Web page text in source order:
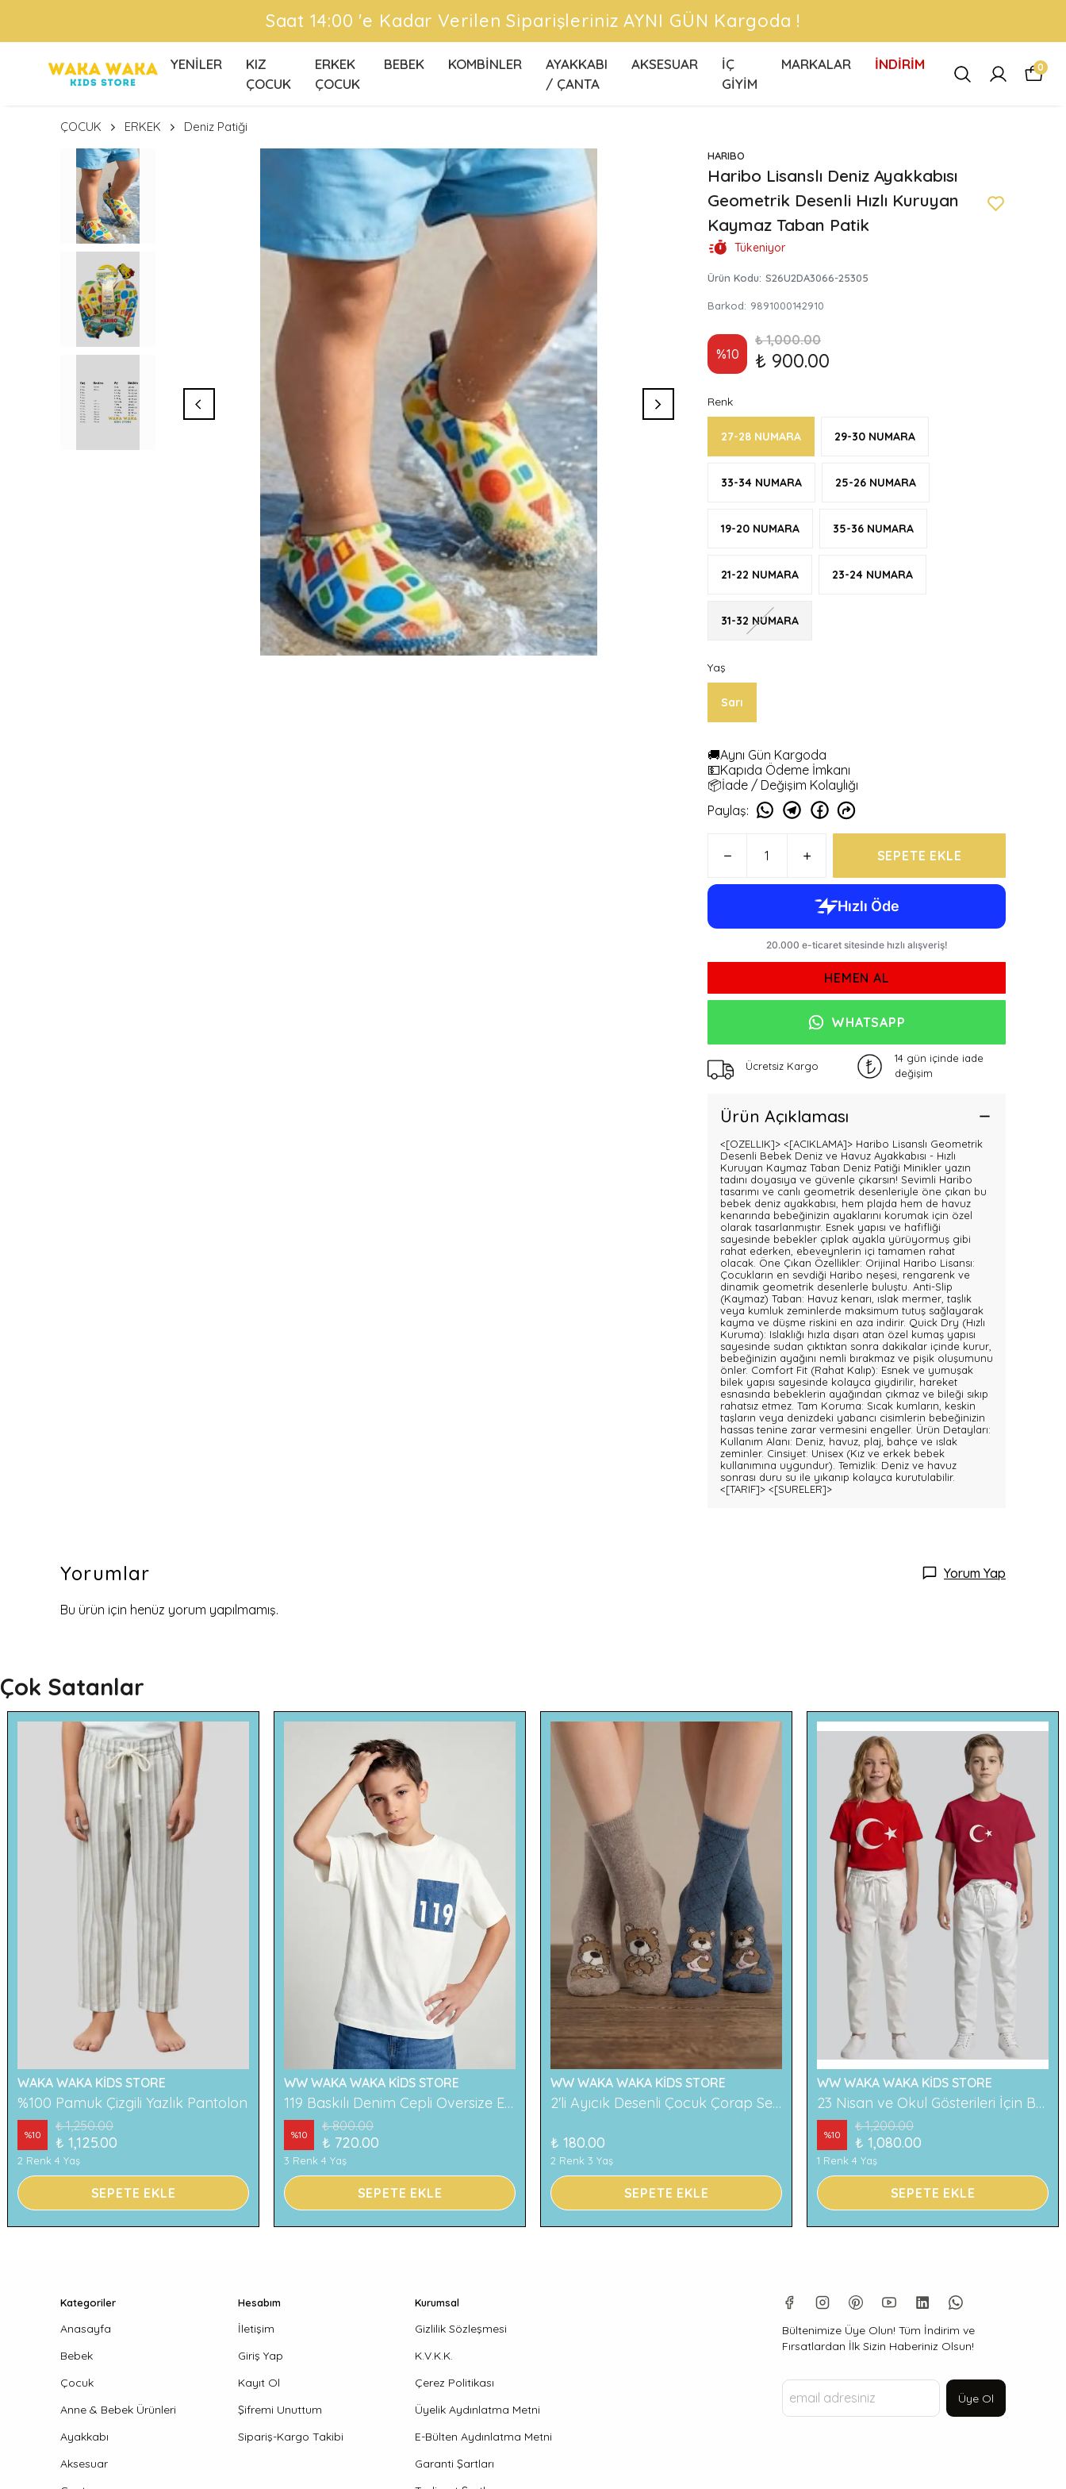
ÜCRETSİZ KARGO FIRSATLARINI KAÇIRMA !
YENİLER
KIZ
ÇOCUK
ERKEK
ÇOCUK
BEBEK KOMBİNLER
AYAKKABI
/ ÇANTA
AKSESUAR
İÇ
GİYİM
MARKALAR İNDİRİM 0
ÇOCUK ERKEK Deniz Patiği
HARIBO
Haribo Lisanslı Deniz Ayakkabısı
Geometrik Desenli Hızlı Kuruyan
Kaymaz Taban Patik
Tükeniyor
Ürün Kodu: S26U2DA3066-25305
Barkod: 9891000142910
%10
₺ 1,000.00
₺ 900.00
Renk
27-28 NUMARA 29-30 NUMARA
33-34 NUMARA 25-26 NUMARA
19-20 NUMARA 35-36 NUMARA
21-22 NUMARA 23-24 NUMARA
31-32 NUMARA
Yaş
Sarı
🚚Aynı Gün Kargoda
💵Kapıda Ödeme İmkanı
📦İade / Değişim Kolaylığı
Paylaş:
SEPETE EKLE
HEMEN AL
WHATSAPP
Ücretsiz Kargo
14 gün içinde iade
değişim
Ürün Açıklaması
<[OZELLIK]> <[ACIKLAMA]> Haribo Lisanslı Geometrik
Desenli Bebek Deniz ve Havuz Ayakkabısı - Hızlı
Kuruyan Kaymaz Taban Deniz Patiği Minikler yazın
tadını doyasıya ve güvenle çıkarsın! Sevimli Haribo
tasarımı ve canlı geometrik desenleriyle öne çıkan bu
bebek deniz ayakkabısı, hem plajda hem de havuz
kenarında bebeğinizin ayaklarını korumak için özel
olarak tasarlanmıştır. Esnek yapısı ve hafifliği
sayesinde bebekler çıplak ayakla yürüyormuş gibi
rahat ederken, ebeveynlerin içi tamamen rahat
olacak. Öne Çıkan Özellikler: Orijinal Haribo Lisansı:
Çocukların en sevdiği Haribo neşesi, rengarenk ve
dinamik geometrik desenlerle buluştu. Anti-Slip
(Kaymaz) Taban: Havuz kenarı, ıslak mermer, taşlık
veya kumluk zeminlerde maksimum tutuş sağlayarak
kayma ve düşme riskini en aza indirir. Quick Dry (Hızlı
Kuruma): Islaklığı hızla dışarı atan özel kumaş yapısı
sayesinde sudan çıktıktan sonra dakikalar içinde kurur,
bebeğinizin ayağını nemli bırakmaz ve pişik oluşumunu
önler. Comfort Fit (Rahat Kalıp): Esnek ve yumuşak
bilek yapısı sayesinde kolayca giydirilir, hareket
esnasında bebeklerin ayağından çıkmaz ve bileği sıkıp
rahatsız etmez. Tam Koruma: Sıcak kumların, keskin
taşların veya denizdeki yabancı cisimlerin bebeğinizin
hassas tenine zarar vermesini engeller. Ürün Detayları:
Kullanım Alanı: Deniz, havuz, plaj, bahçe ve ıslak
zeminler. Cinsiyet: Unisex (Kız ve erkek bebek
kullanımına uygundur). Temizlik: Deniz ve havuz
sonrası duru su ile yıkanıp kolayca kurutulabilir.
<[TARIF]> <[SURELER]>
Yorumlar Yorum Yap
Bu ürün için henüz yorum yapılmamış.
Çok Satanlar
WAKA WAKA KİDS STORE
%100 Pamuk Çizgili Yazlık Pantolon
%10
₺ 1,250.00
₺ 1,125.00
2 Renk 4 Yaş
SEPETE EKLE
WW WAKA WAKA KİDS STORE
119 Baskılı Denim Cepli Oversize Erkek Çocuk Tişört
%10
₺ 800.00
₺ 720.00
3 Renk 4 Yaş
SEPETE EKLE
WW WAKA WAKA KİDS STORE
2'li Ayıcık Desenli Çocuk Çorap Seti Renkli ve Eğlenceli Desenler Rahat ve Yumuşak Kumaş
₺ 180.00
2 Renk 3 Yaş
SEPETE EKLE
WW WAKA WAKA KİDS STORE
23 Nisan ve Okul Gösterileri İçin Beyaz Çocuk Pantolonu
%10
₺ 1,200.00
₺ 1,080.00
1 Renk 4 Yaş
SEPETE EKLE
Kategoriler
Anasayfa
Bebek
Çocuk
Anne & Bebek Ürünleri
Ayakkabı
Aksesuar
Hesabım
İletişim
Giriş Yap
Kayıt Ol
Şifremi Unuttum
Sipariş-Kargo Takibi
Kurumsal
Gizlilik Sözleşmesi
K.V.K.K.
Çerez Politikası
Üyelik Aydınlatma Metni
E-Bülten Aydınlatma Metni
Garanti Şartları
Bültenimize Üye Olun! Tüm İndirim ve
Fırsatlardan İlk Sizin Haberiniz Olsun!
Üye Ol